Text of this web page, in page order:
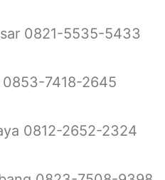
0821-5535-5433
7418-2645
0812-2652-2324